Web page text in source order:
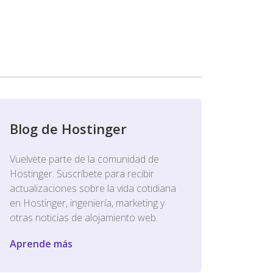
Blog de Hostinger
Vuelvete parte de la comunidad de
Hostinger. Suscríbete para recibir
actualizaciones sobre la vida cotidiana
en Hostinger, ingeniería, marketing y
otras noticias de alojamiento web.
Aprende más